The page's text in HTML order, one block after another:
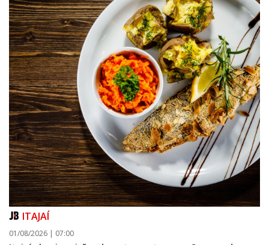
ITAJAÍ
01/08/2026 | 07:00